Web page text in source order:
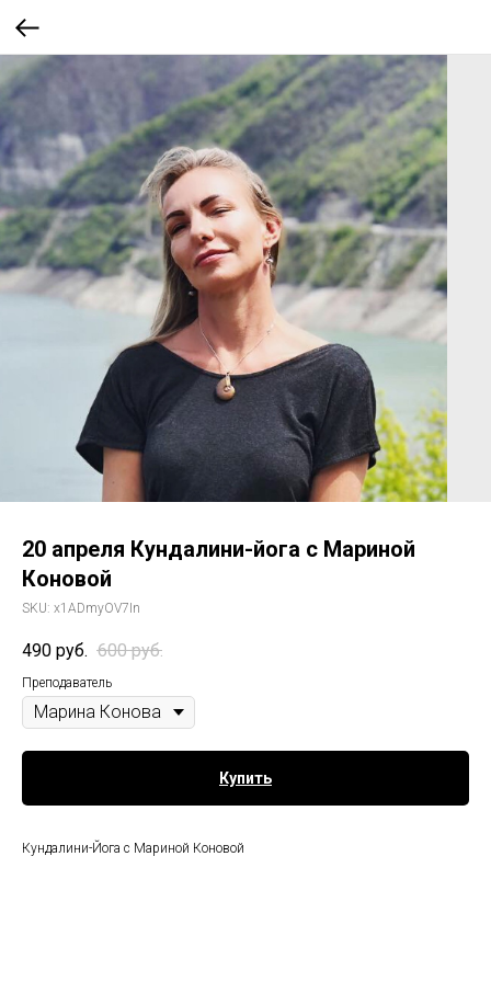
20 апреля Кундалини-йога с Мариной
Коновой
SKU: x1ADmyOV7In
490 руб. 600 руб.
Преподаватель
Купить
Кундалини-Йога с Мариной Коновой